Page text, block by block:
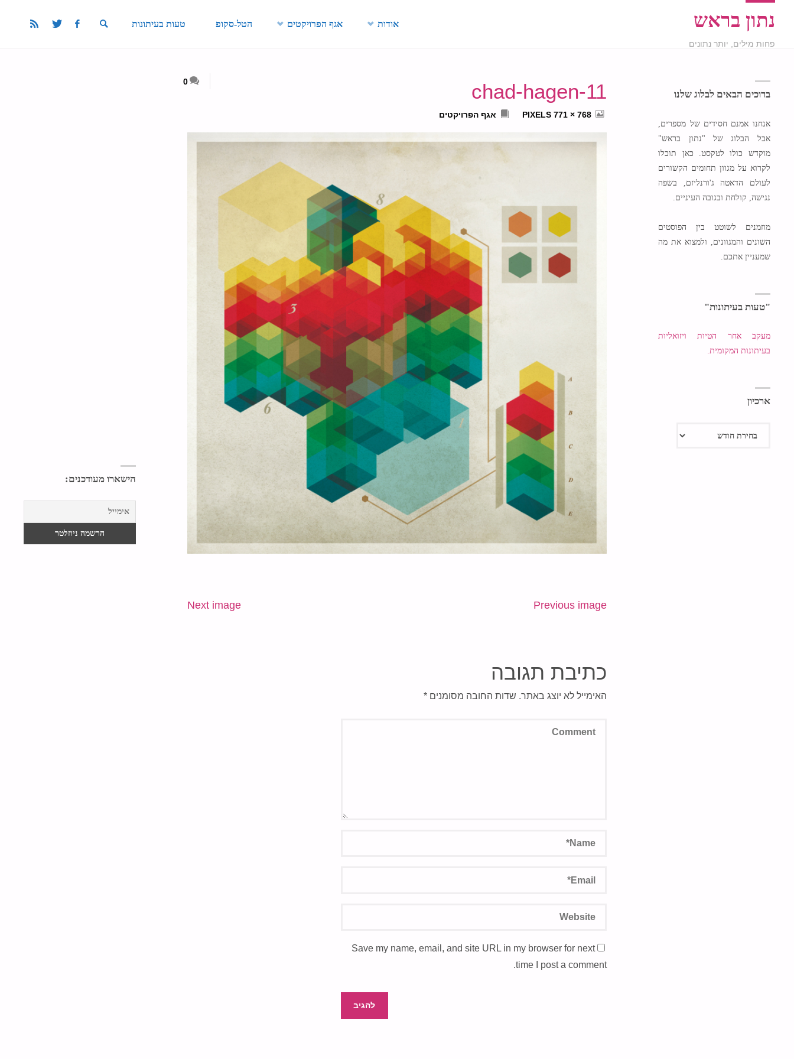
נתון בראש
פחות מילים, יותר נתונים
אודות אגף הפרויקטים הטל-סקופ טעות בעיתונות
chad-hagen-11
0
FULL
768 × 771
PIXELS אגף הפרויקטים
Previous image
Next image
כתיבת תגובה
האימייל לא יוצג באתר. שדות החובה מסומנים*
Save my name, email, and site URL in my browser for next
time I post a comment.
ברוכים הבאים לבלוג שלנו
אנחנו אמנם חסידים של מספרים,
אבל הבלוג של "נתון בראש"
מוקדש כולו לטקסט. כאן תוכלו
לקרוא על מגוון תחומים הקשורים
לעולם הדאטה ג'ורנליזם, בשפה
נגישה, קולחת ובגובה העיניים.
מוזמנים לשוטט בין הפוסטים
השונים והמגוונים, ולמצוא את מה
שמעניין אתכם.
"טעות בעיתונות"
מעקב אחר הטיות ויזואליות
בעיתונות המקומית.
ארכיון
הישארו מעודכנים: